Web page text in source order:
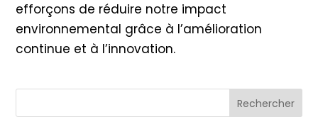
efforçons de réduire notre impact
environnemental grâce à l’amélioration
continue et à l’innovation.
Rechercher